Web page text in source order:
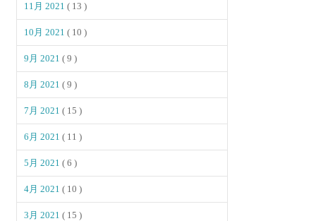
11月 2021( 13 )
10月 2021( 10 )
9月 2021( 9 )
8月 2021( 9 )
7月 2021( 15 )
6月 2021( 11 )
5月 2021( 6 )
4月 2021( 10 )
3月 2021( 15 )